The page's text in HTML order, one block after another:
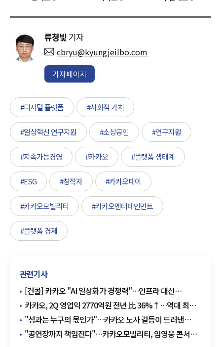
류청빛 기자
cbryu@kyungjeilbo.com
기자페이지
#디지털 플랫폼 #사회적 가치
#일상혁신 연구지원 #소상공인 #연구지원
#지속가능경영 #카카오 #플랫폼 생태계
#ESG #창작자 #카카오페이
#카카오모빌리티 #카카오엔터테인먼트
#플랫폼 경제
관련기사
[컨콜] 카카오 "AI 일상화가 경쟁력"…인프라 대신
에이전틱 AI 집중
카카오, 2Q 영업익 2770억원 전년 比 36%↑…역대 최대
분기 실적 달성
"성과는 누구의 몫인가"…카카오 노사 갈등이 드러낸
IT업계의 새 고민
"공연장까지 책임진다"…카카오모빌리티, 임영웅 콘서트